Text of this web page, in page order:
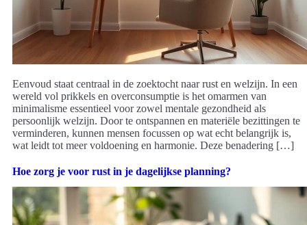
Eenvoud staat centraal in de zoektocht naar rust en welzijn. In een
wereld vol prikkels en overconsumptie is het omarmen van
minimalisme essentieel voor zowel mentale gezondheid als
persoonlijk welzijn. Door te ontspannen en materiële bezittingen te
verminderen, kunnen mensen focussen op wat echt belangrijk is,
wat leidt tot meer voldoening en harmonie. Deze benadering […]
Hoe zorg je voor rust in je dagelijkse planning?